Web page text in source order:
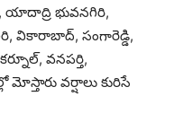
యాదాద్రి భువనగిరి,
వికారాబాద్, సంగారెడ్డి,
వనపర్తి,
వర్షాలు కురిసే